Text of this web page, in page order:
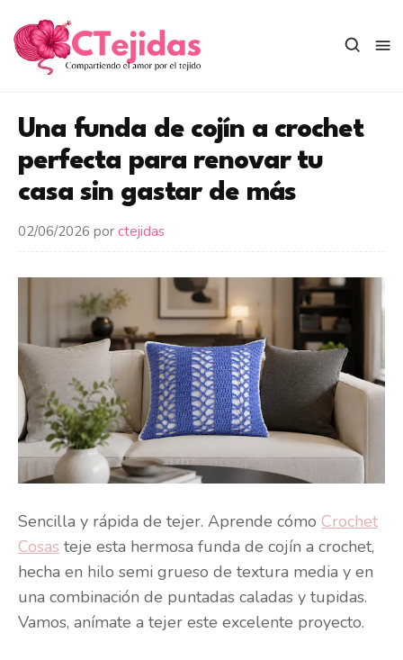
contenido
Una funda de cojín a crochet
perfecta para renovar tu
casa sin gastar de más
02/06/2026 por ctejidas
Sencilla y rápida de tejer. Aprende cómo Crochet
Cosas teje esta hermosa funda de cojín a crochet,
hecha en hilo semi grueso de textura media y en
una combinación de puntadas caladas y tupidas.
Vamos, anímate a tejer este excelente proyecto.